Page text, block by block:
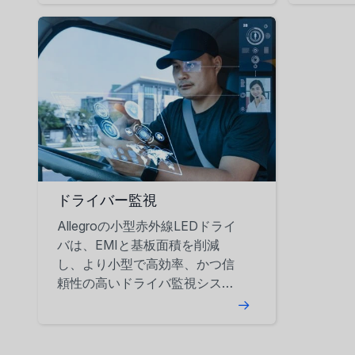
ドライバー監視
Allegroの小型赤外線LEDドライ
バは、EMIと基板面積を削減
し、より小型で高効率、かつ信
頼性の高いドライバ監視システ